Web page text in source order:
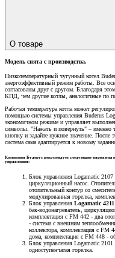
О товаре
Модель снята с производства.
Низкотемпературный чугунный котел
энергоэффективный режим работы. Все
согласованы друг с другом. Благодаря
КПД, чем другие котлы, аналогичные по
Рабочая температура котла может
помощью системы управления Buderus
экономичном режиме и управляет
символы. "Нажать и повернуть" – именно
кнопку и задайте нужное значение. После
система сама адаптируется к новому
Компания Будерус рекомендует следующие варианты
управления:
Блок управления Logamatic 2107
циркуляционный насос.
отопительный контур со
модулированная горелка,
Блок управления Logamatic 4211
бак-водонагреватель,
комплектация с FM 442 - два
- система с внешним
коллектора, комплектация с FM
дома, комплектация с FM 448 -
Блок управления Logamatic 2101
одноступенчатая горелка.